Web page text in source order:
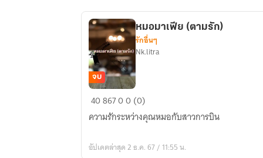
หมอ
มาเฟีย
(ตาม
จบ
หมอมาเฟีย (ตามรัก)
รักอื่นๆ
Nk.litra
4086700 (0)
ความรักระหว่างคุณหมอกับสาวการบิน
อัปเดตล่าสุด 2 ธ.ค. 67 / 11:55 น.